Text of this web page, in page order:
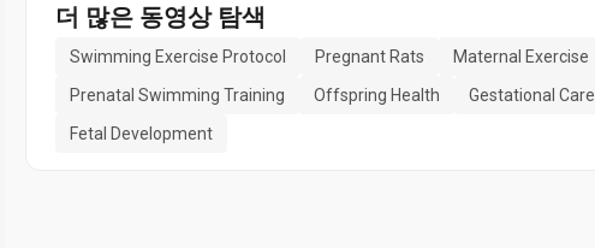
더 많은 동영상 탐색
Swimming Exercise Protocol Pregnant Rats Maternal Exercise
Prenatal Swimming Training
Offspring Health Gestational Care
Fetal Development